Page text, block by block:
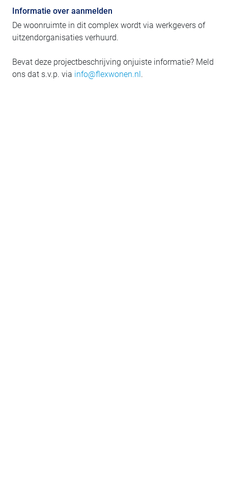
Informatie over aanmelden
De woonruimte in dit complex wordt via werkgevers of
uitzendorganisaties verhuurd.
Bevat deze projectbeschrijving onjuiste informatie? Meld
ons dat s.v.p. via info@flexwonen.nl.